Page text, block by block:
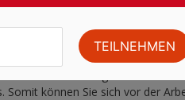
Somit haben in
an einem Freitag- oder
Wein bereits ihr Ende erreicht
in den frühen Morgenstunden
können Sie sich vor der